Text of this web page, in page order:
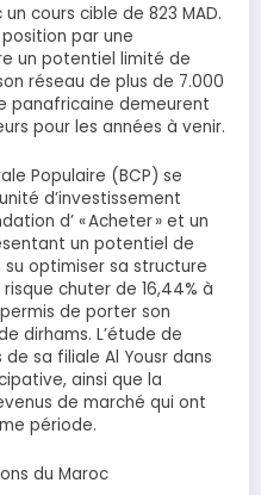
cours cible de 823 MAD.
par une
un potentiel limité de
réseau de plus de 7.000
panafricaine demeurent
pour les années à venir.
Populaire (BCP) se
d’investissement
d’ « Acheter » et un
un potentiel de
su optimiser sa structure
chuter de 16,44% à
de porter son
dirhams. L’étude de
sa filiale Al Yousr dans
ainsi que la
de marché qui ont
période.
du Maroc